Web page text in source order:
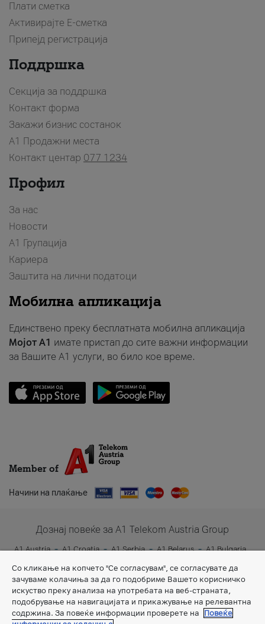
Плати сметка
Активирајте Е-сметка
Припејд регистрација
Поддршка
Секција за поддршка
Контакт форма
Закажи бизнис состанок
A1 Продажни места
Контакт центар 077 1234
Профил
За нас
Новости
А1 Групација
Кариера
Заштита на лични податоци
Мобилна апликација
Единствено преку бесплатната мобилна апликација
Мојот A1 имате пристап до сите важни информации
за Вашите A1 услуги, во било кое време.
Member of
Начини на плаќање
Дознај повеќе за A1 Telekom Austria Group
A1 Austria A1 Croatia A1 Serbia A1 Belarus
A1 Bulgaria
Со кликање на копчето "Се согласувам", се согласувате да
зачуваме колачиња за да го подобриме Вашето корисничко
искуство преку анализа на употребата на веб-страната,
подобрување на навигацијата и прикажување на релевантна
содржина. За повеќе информации проверете на
Повеќе